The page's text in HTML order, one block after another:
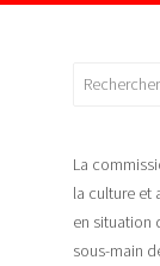
Rechercher :
La
la culture et
en situation
sous-main